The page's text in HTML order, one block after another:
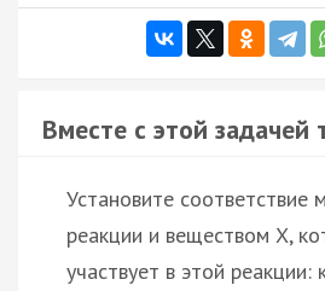
Вместе с этой
Установите соответствие
реакции и веществом Х,
участвует в этой реакции: